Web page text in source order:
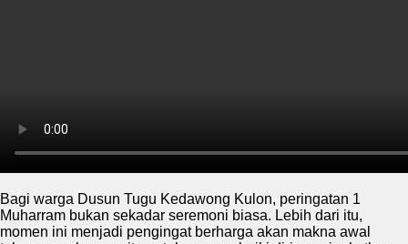
Bagi warga Dusun Tugu Kedawong Kulon, peringatan 1
Muharram bukan sekadar seremoni biasa. Lebih dari itu,
momen ini menjadi pengingat berharga akan makna awal